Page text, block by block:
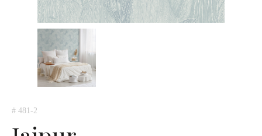
# 481-2